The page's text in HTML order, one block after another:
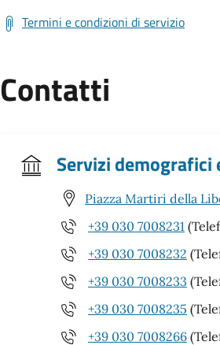
Termini e condizioni di servizio
Contatti
Servizi demografici
Piazza Martiri della
+39 030 7008231
+39 030 7008232
+39 030 7008233
+39 030 7008235
+39 030 7008266